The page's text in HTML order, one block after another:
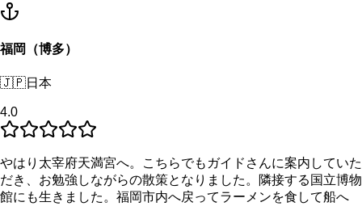
福岡（博多）
🇯🇵日本
4.0
やはり太宰府天満宮へ。こちらでもガイドさんに案内していた
だき、お勉強しながらの散策となりました。隣接する国立博物
館にも生きました。福岡市内へ戻ってラーメンを食して船へ